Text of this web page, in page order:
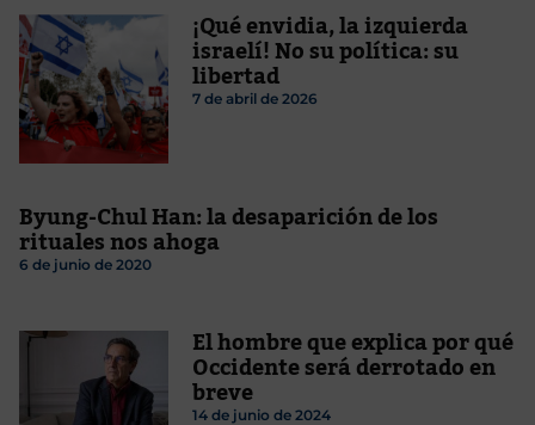
¡Qué envidia, la izquierda
israelí! No su política: su
libertad
7 de abril de 2026
Byung-Chul Han: la desaparición de los
rituales nos ahoga
6 de junio de 2020
El hombre que explica por qué
Occidente será derrotado en
breve
14 de junio de 2024